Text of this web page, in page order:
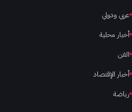
عربي ودولي
أخبار محلية
الفن
أخبار الإقتصاد
رياضة